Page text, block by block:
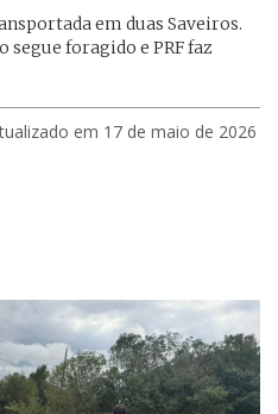
em duas Saveiros.
foragido e PRF faz
em 17 de maio de 2026